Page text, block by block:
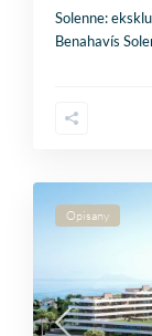
Solenne:
Benahavís
Opisany